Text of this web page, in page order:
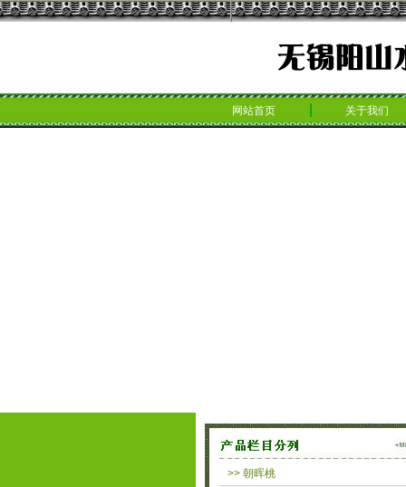
网站首页 关于我们
>> 朝晖桃